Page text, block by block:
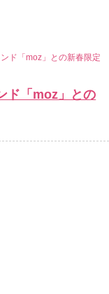
ド「moz」との新春限定
ド「moz」との